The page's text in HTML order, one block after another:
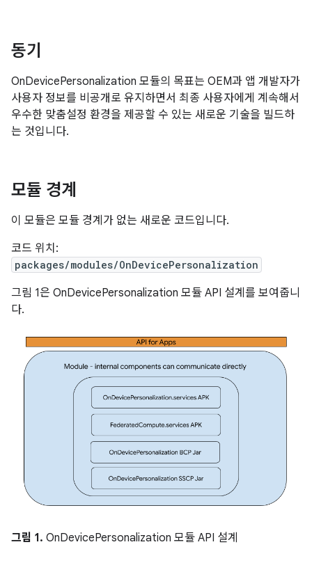
동기
OnDevicePersonalization 모듈의 목표는 OEM과 앱 개발자가
사용자 정보를 비공개로 유지하면서 최종 사용자에게 계속해서
우수한 맞춤설정 환경을 제공할 수 있는 새로운 기술을 빌드하
는 것입니다.
모듈 경계
이 모듈은 모듈 경계가 없는 새로운 코드입니다.
코드 위치:
packages/modules/OnDevicePersonalization
그림 1은 OnDevicePersonalization 모듈 API 설계를 보여줍니
다.
그림 1. OnDevicePersonalization 모듈 API 설계